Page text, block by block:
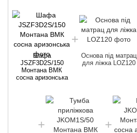
Шафа
JSZF3D2S/150
Монтана ВМК
сосна аризонська
Основа під матрац
для ліжка LOZ120